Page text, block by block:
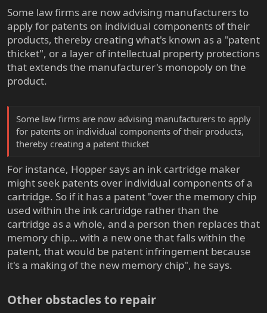
Some law firms are now advising manufacturers to
apply for patents on individual components of their
products, thereby creating what's known as a "patent
thicket", or a layer of intellectual property protections
that extends the manufacturer's monopoly on the
product.
Some law firms are now advising manufacturers to apply
for patents on individual components of their products,
thereby creating a patent thicket
For instance, Hopper says an ink cartridge maker
might seek patents over individual components of a
cartridge. So if it has a patent "over the memory chip
used within the ink cartridge rather than the
cartridge as a whole, and a person then replaces that
memory chip… with a new one that falls within the
patent, that would be patent infringement because
it's a making of the new memory chip", he says.
Other obstacles to repair​